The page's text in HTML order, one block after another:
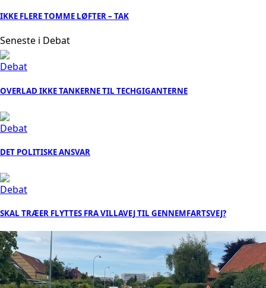
IKKE FLERE TOMME LØFTER – TAK
Seneste i Debat
Debat
OVERLAD IKKE TANKERNE TIL TECHGIGANTERNE
Debat
DET POLITISKE ANSVAR
Debat
SKAL TRÆER FLYTTES FRA VILLAVEJ TIL GENNEMFARTSVEJ?